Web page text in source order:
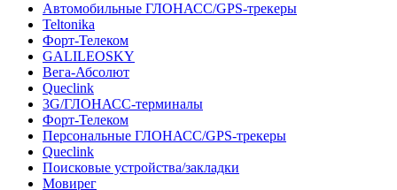
Автомобильные ГЛОНАСС/GPS-трекеры
Teltonika
Форт-Телеком
GALILEOSKY
Вега-Абсолют
Queclink
3G/ГЛОНАСС-терминалы
Форт-Телеком
Персональные ГЛОНАСС/GPS-трекеры
Queclink
Поисковые устройства/закладки
Мовирег